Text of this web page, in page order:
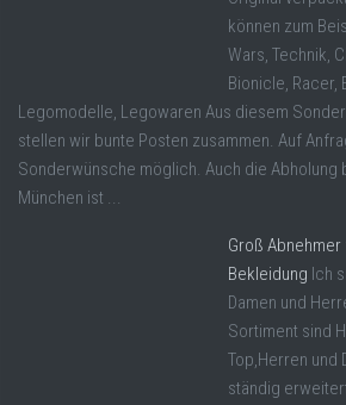
können zum
Wars, Technik,
Bionicle, Racer,
Legomodelle, Legowaren Aus diesem
stellen wir bunte Posten zusammen. Auf
Sonderwünsche möglich. Auch die Abholung
München ist ...
Groß
Bekleidung Ich
Damen und
Sortiment sind
Top,Herren und
ständig